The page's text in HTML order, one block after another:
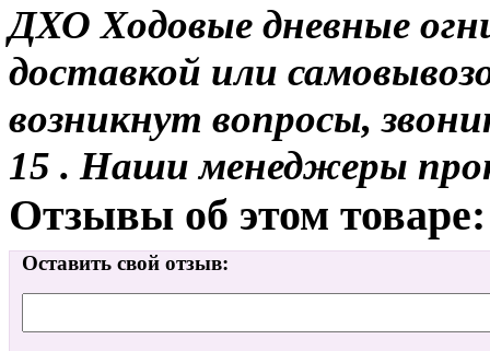
ДХО Ходовые дневные
доставкой или
возникнут вопросы,
15 . Наши менеджеры
Отзывы об этом товаре:
Оставить свой отзыв: